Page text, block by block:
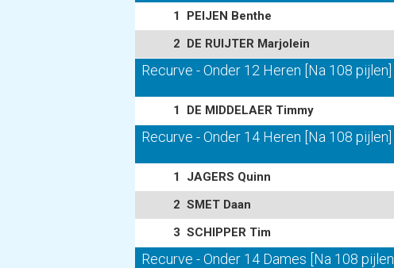
1
PEIJEN Benthe
2 DE RUIJTER Marjolein
Recurve - Onder 12 Heren [Na 108 pijlen]
1
DE MIDDELAER Timmy
Recurve - Onder 14 Heren [Na 108 pijlen]
1
JAGERS Quinn
2 SMET Daan
3 SCHIPPER Tim
Recurve - Onder 14 Dames [Na 108 pijlen]